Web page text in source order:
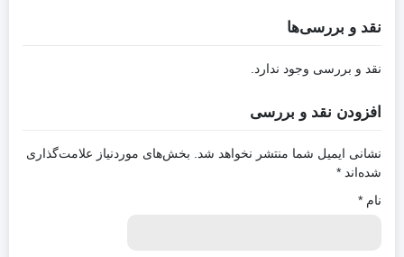
نقد و بررسی‌ها
نقد و بررسی وجود ندارد.
افزودن نقد و بررسی
نشانی ایمیل شما منتشر نخواهد شد.
بخش‌های موردنیاز علامت‌گذاری
شده‌اند *
نام *